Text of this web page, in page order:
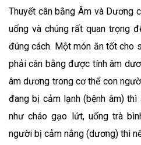
Thuyết cân bằng Âm và Dương
uống và chúng rất quan trọng
đúng cách. Một món ăn tốt cho
phải cân bằng được tính âm
âm dương trong cơ thể con
đang bị cảm lạnh (bệnh âm)
như cháo gạo lứt, uống trà
người bị cảm nắng (dương) thì